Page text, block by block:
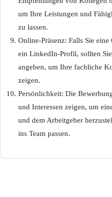
um Ihre Leistungen und
zu lassen.
Online-Präsenz: Falls Sie
ein LinkedIn-Profil, sollten
angeben, um Ihre fachliche
zeigen.
Persönlichkeit: Die
und Interessen zeigen, um
und dem Arbeitgeber
ins Team passen.